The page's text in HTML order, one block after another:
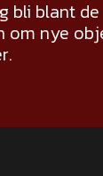
bli blant de
nye